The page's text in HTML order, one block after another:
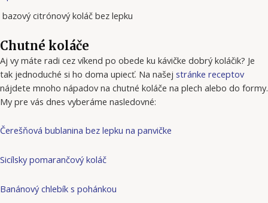
bazový citrónový koláč bez lepku
Chutné koláče
Aj vy máte radi cez víkend po obede ku kávičke dobrý koláčik? Je
tak jednoduché si ho doma upiecť. Na našej stránke receptov
nájdete mnoho nápadov na chutné koláče na plech alebo do formy.
My pre vás dnes vyberáme nasledovné:
Čerešňová bublanina bez lepku na panvičke
Sicílsky pomarančový koláč
Banánový chlebík s pohánkou